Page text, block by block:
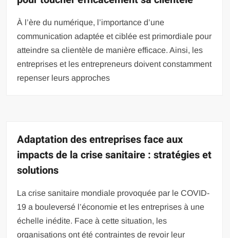
À l’ère du numérique, l’importance d’une
communication adaptée et ciblée est primordiale pour
atteindre sa clientèle de manière efficace. Ainsi, les
entreprises et les entrepreneurs doivent constamment
repenser leurs approches
Adaptation des entreprises face aux
impacts de la crise sanitaire : stratégies et
solutions
La crise sanitaire mondiale provoquée par le COVID-
19 a bouleversé l’économie et les entreprises à une
échelle inédite. Face à cette situation, les
organisations ont été contraintes de revoir leur